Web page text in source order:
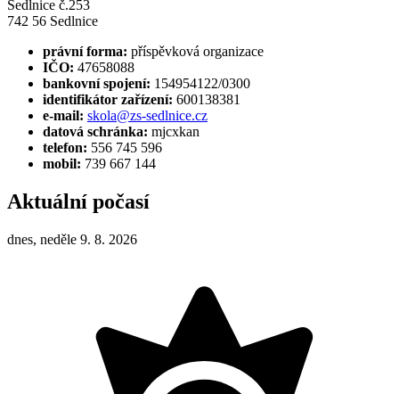
Sedlnice č.253
742 56 Sedlnice
právní forma: příspěvková organizace
IČO: 47658088
bankovní spojení: 154954122/0300
identifikátor zařízení: 600138381
e-mail: skola@zs-sedlnice.cz
datová schránka: mjcxkan
telefon: 556 745 596
mobil: 739 667 144
Aktuální počasí
dnes, neděle 9. 8. 2026